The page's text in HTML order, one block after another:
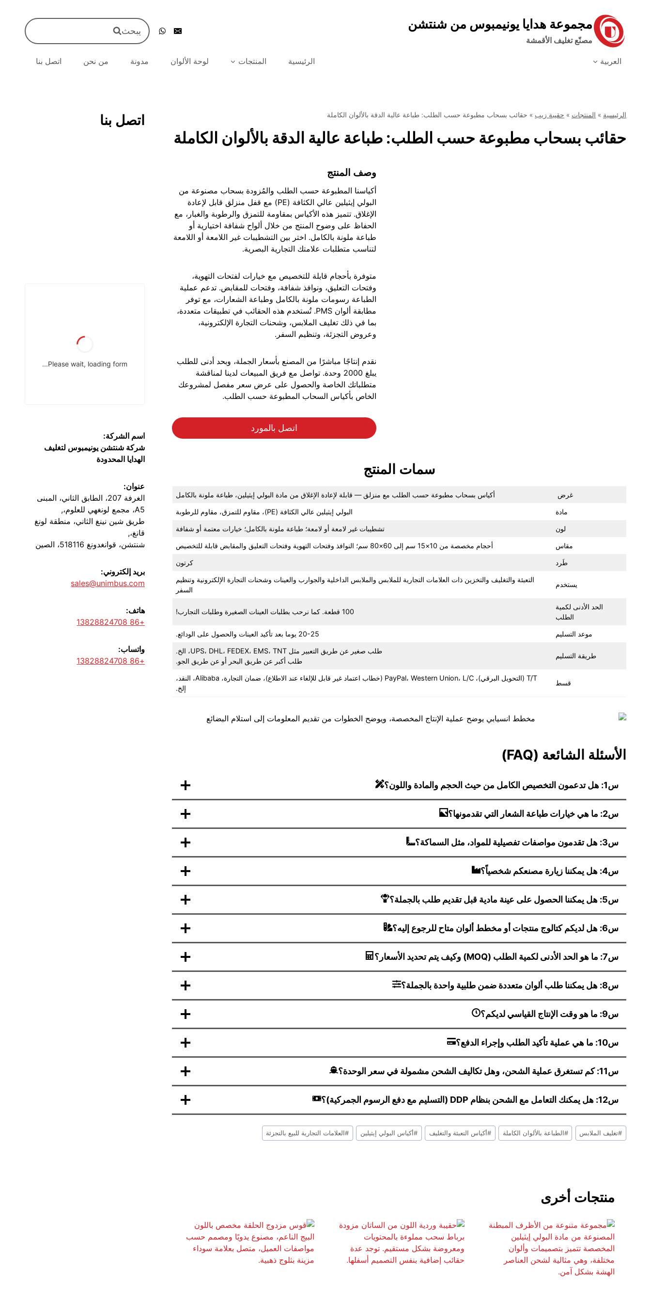
مجموعة هدايا يونيمبوس من شنتشن
مصنّع تغليف الأقمشة
يبحث
العربية الرئيسية المنتجات لوحة الألوان مدونة من نحن اتصل بنا
الرئيسية » المنتجات » حقيبة زيب » حقائب بسحاب مطبوعة حسب الطلب: طباعة عالية الدقة بالألوان الكاملة
حقائب بسحاب مطبوعة حسب الطلب: طباعة عالية الدقة بالألوان الكاملة
وصف المنتج
أكياسنا المطبوعة حسب الطلب والمُزودة بسحاب مصنوعة من
البولي إيثيلين عالي الكثافة (PE) مع قفل منزلق قابل لإعادة
الإغلاق. تتميز هذه الأكياس بمقاومة للتمزق والرطوبة والغبار، مع
الحفاظ على وضوح المنتج من خلال ألواح شفافة اختيارية أو
طباعة ملونة بالكامل. اختر بين التشطيبات غير اللامعة أو اللامعة
لتناسب متطلبات علامتك التجارية البصرية.
متوفرة بأحجام قابلة للتخصيص مع خيارات لفتحات التهوية،
وفتحات التعليق، ونوافذ شفافة، وفتحات للمقابض. تدعم عملية
الطباعة رسومات ملونة بالكامل وطباعة الشعارات، مع توفر
مطابقة ألوان PMS. تُستخدم هذه الحقائب في تطبيقات متعددة،
بما في ذلك تغليف الملابس، وشحنات التجارة الإلكترونية،
وعروض التجزئة، وتنظيم السفر.
نقدم إنتاجًا مباشرًا من المصنع بأسعار الجملة، وبحد أدنى للطلب
يبلغ 2000 وحدة. تواصل مع فريق المبيعات لدينا لمناقشة
متطلباتك الخاصة والحصول على عرض سعر مفصل لمشروعك
الخاص بأكياس السحاب المطبوعة حسب الطلب.
اتصل بالمورد
سمات المنتج
غرض أكياس بسحاب مطبوعة حسب الطلب مع منزلق — قابلة لإعادة الإغلاق من مادة البولي إيثيلين، طباعة ملونة بالكامل
مادة البولي إيثيلين عالي الكثافة (PE)، مقاوم للتمزق، مقاوم للرطوبة
لون تشطيبات غير لامعة أو لامعة؛ طباعة ملونة بالكامل؛ خيارات معتمة أو شفافة
مقاس أحجام مخصصة من 10×15 سم إلى 60×80 سم؛ النوافذ وفتحات التهوية وفتحات التعليق والمقابض قابلة للتخصيص
طَرد كرتون
يستخدم
التعبئة والتغليف والتخزين ذات العلامات التجارية للملابس والملابس الداخلية والجوارب والعينات وشحنات التجارة الإلكترونية وتنظيم
السفر
الحد الأدنى لكمية
الطلب
100 قطعة. كما نرحب بطلبات العينات الصغيرة وطلبات التجارب!
موعد التسليم 20-25 يوما بعد تأكيد العينات والحصول على الودائع.
طريقة التسليم
طلب صغير عن طريق التعبير مثل UPS، DHL، FEDEX، EMS، TNT، الخ.
طلب أكبر عن طريق البحر أو عن طريق الجو.
قسط
T/T (التحويل البرقي)، PayPal، Western Union، L/C (خطاب اعتماد غير قابل للإلغاء عند الاطلاع)، ضمان التجارة، Alibaba، النقد،
إلخ.
الأسئلة الشائعة (FAQ)
س1: هل تدعمون التخصيص الكامل من حيث الحجم والمادة واللون؟
س2: ما هي خيارات طباعة الشعار التي تقدمونها؟
س3: هل تقدمون مواصفات تفصيلية للمواد، مثل السماكة؟
س4: هل يمكننا زيارة مصنعكم شخصياً؟
س5: هل يمكننا الحصول على عينة مادية قبل تقديم طلب بالجملة؟
س6: هل لديكم كتالوج منتجات أو مخطط ألوان متاح للرجوع إليه؟
س7: ما هو الحد الأدنى لكمية الطلب (MOQ) وكيف يتم تحديد الأسعار؟
س8: هل يمكننا طلب ألوان متعددة ضمن طلبية واحدة بالجملة؟
س9: ما هو وقت الإنتاج القياسي لديكم؟
س10: ما هي عملية تأكيد الطلب وإجراء الدفع؟
س11: كم تستغرق عملية الشحن، وهل تكاليف الشحن مشمولة في سعر الوحدة؟
س12: هل يمكنك التعامل مع الشحن بنظام DDP (التسليم مع دفع الرسوم الجمركية)؟
علامات
التدوينة:
#تغليف الملابس # الطباعة بالألوان الكاملة #أكياس التعبئة والتغليف #أكياس البولي إيثيلين #العلامات التجارية للبيع بالتجزئة
منتجات أخرى
اتصل بنا
اسم الشركة:
شركة شنتشن يونيمبوس لتغليف
الهدايا المحدودة
عنوان:
الغرفة 207، الطابق الثاني، المبنى
A5، مجمع لونغهي للعلوم،,
طريق شين نينغ الثاني، منطقة لونغ
قانغ،,
شنتشن، قوانغدونغ 518116، الصين
بريد إلكتروني:
sales@unimbus.com
هاتف:
+86 13828824708
واتساب:
+86 13828824708